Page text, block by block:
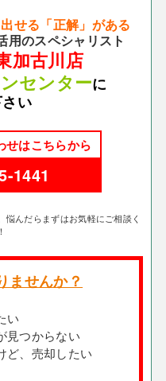
せる「正解」がある
用のスペシャリスト
加古川店
センターに
い
せはこちらから
1441
んだらまずはお気軽にご相談く
ませんか？
い
見つからない
ど、売却したい